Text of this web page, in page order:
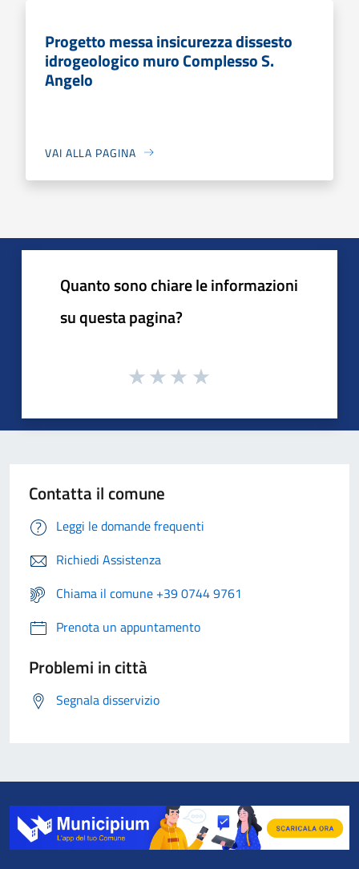
Progetto messa insicurezza dissesto
idrogeologico muro Complesso S.
Angelo
VAI ALLA PAGINA
Quanto sono chiare le informazioni
su questa pagina?
Contatta il comune
Leggi le domande frequenti
Richiedi Assistenza
Chiama il comune +39 0744 9761
Prenota un appuntamento
Problemi in città
Segnala disservizio